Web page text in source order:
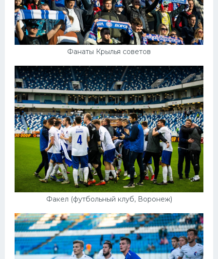
Фанаты Крылья советов
Факел (футбольный клуб, Воронеж)